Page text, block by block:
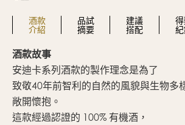
酒款
介紹
品試
摘要
建議
搭配
酒款故事
安迪卡系列酒款的製作理念是為了
致敬40年前智利的自然的風貌與生物多
敞開懷抱。
這款經過認證的 100% 有機酒，